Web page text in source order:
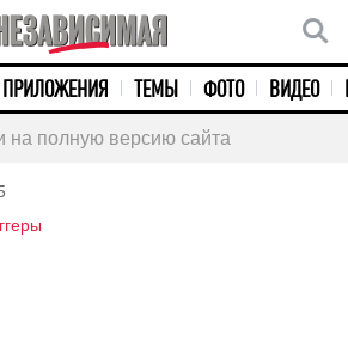
ПРИЛОЖЕНИЯ ТЕМЫ ФОТО ВИДЕО
на полную версию сайта